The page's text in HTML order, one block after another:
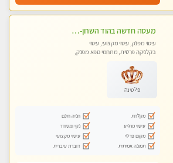
מעסה חדשה בהוד השרון-מוזמן לחוויה בלתי נשכחת!!!עיסוי מפנק ביותר במקום פרטי לחלוטין
עיסוי מפנק, עיסוי מקצועי, עיסוי
בקלניקה פרטית, מתחמי ספא מפנק,
פלטינה
מקלחת
חניה חינם
עיסוי מרגיע
נקי ומסודר
מקום פרטי
עיסוי מקצועי
תמונה אמיתית
דוברת עיברית